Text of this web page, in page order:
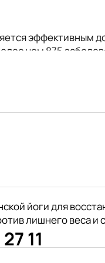
эффективным
чем 875
2-го
йоги для
лишнего веса и
11